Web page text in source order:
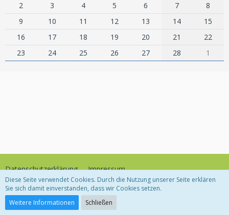
2
3 4 5 6 7
8
9
10 11 12 13 14
15
16
17 18 19 20 21
22
23
24 25 26 27 28 1
Datenschutzerklärung Impressum
Community-Software:
Diese Seite verwendet Cookies. Durch die Nutzung unserer Seite erklären
Sie sich damit einverstanden, dass wir Cookies setzen.
Weitere Informationen
Schließen